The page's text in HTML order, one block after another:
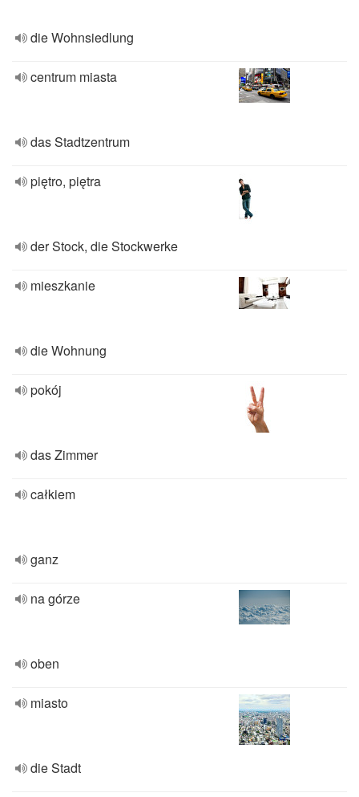
die Wohnsiedlung
centrum miasta
das Stadtzentrum
piętro, piętra
der Stock, die Stockwerke
mieszkanie
die Wohnung
pokój
das Zimmer
całkiem
ganz
na górze
oben
miasto
die Stadt